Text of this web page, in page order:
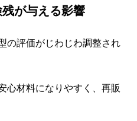
が与える影響
の評価がじわじわ調整され
心材料になりやすく、再販